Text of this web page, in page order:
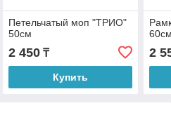
Петельчатый моп "ТРИО"
50см
2 450₸
Купить
2